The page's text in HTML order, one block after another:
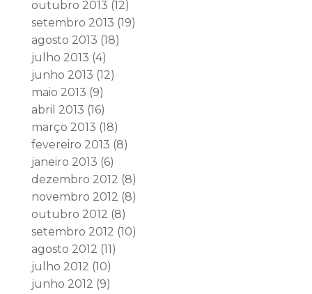
outubro 2013 (12)
setembro 2013 (19)
agosto 2013 (18)
julho 2013 (4)
junho 2013 (12)
maio 2013 (9)
abril 2013 (16)
março 2013 (18)
fevereiro 2013 (8)
janeiro 2013 (6)
dezembro 2012 (8)
novembro 2012 (8)
outubro 2012 (8)
setembro 2012 (10)
agosto 2012 (11)
julho 2012 (10)
junho 2012 (9)